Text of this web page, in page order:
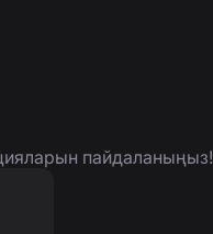
пайдаланыңыз!